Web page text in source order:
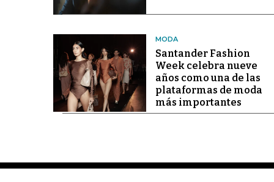
MODA
Santander Fashion
Week celebra nueve
años como una de las
plataformas de moda
más importantes